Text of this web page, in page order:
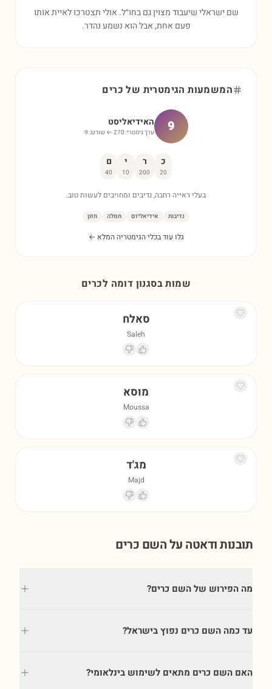
שם ישראלי שיעבוד מצוין גם בחו״ל. אולי תצטרכו לאיית אותו
פעם אחת, אבל הוא נשמע נהדר.
המשמעות הגימטרית של כרים
9 האידיאליסט
ערך גימטרי: 270 ← שורש: 9
כ
20
ר
200
י
10
ם
40
בעלי ראייה רחבה, נדיבים ומחויבים לעשות טוב.
נדיבות אידיאליזם חמלה חזון
גלו עוד בכלי הגימטריה המלא ←
שמות בסגנון דומה לכרים
סאלח
Saleh
מוסא
Moussa
מג'ד
Majd
תובנות ודאטה על השם כרים
מה הפירוש של השם כרים?
עד כמה השם כרים נפוץ בישראל?
האם השם כרים מתאים לשימוש בינלאומי?